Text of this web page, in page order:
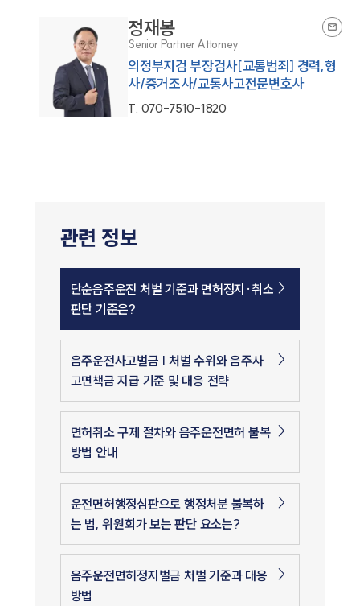
정재봉
Senior Partner Attorney
의정부지검 부장검사[교통범죄] 경력,형
사/증거조사/교통사고전문변호사
T. 070-7510-1820
관련 정보
단순음주운전 처벌 기준과 면허정지·취소
판단 기준은?
음주운전사고벌금 | 처벌 수위와 음주사
고면책금 지급 기준 및 대응 전략
면허취소 구제 절차와 음주운전면허 불복
방법 안내
운전면허행정심판으로 행정처분 불복하
는 법, 위원회가 보는 판단 요소는?
음주운전면허정지벌금 처벌 기준과 대응
방법